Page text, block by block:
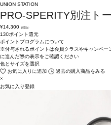
UNION STATION
PRO-SPERITY別注ト
¥14,300（税込）
130ポイント還元
ポイントプログラムについて
※付与されるポイントは会員クラスやキャンペー
に進んだ際の表示をご確認ください
色とサイズを選択
お気に入りに追加
過去の購入商品をみる
×
お気に入り登録